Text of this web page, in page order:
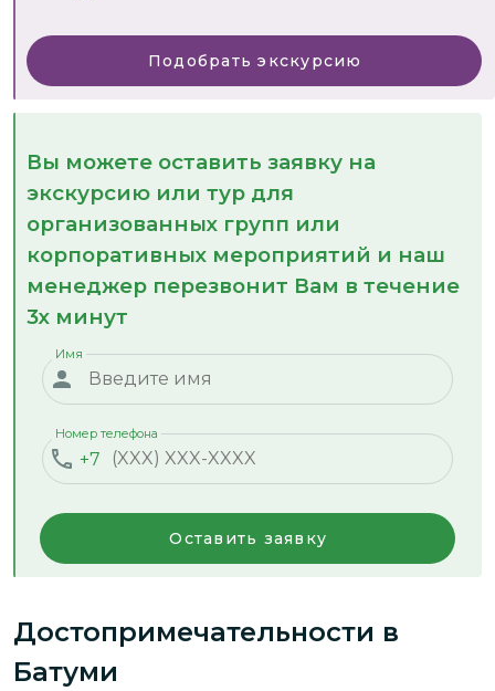
Подобрать экскурсию
Вы можете оставить заявку на
экскурсию или тур для
организованных групп или
корпоративных мероприятий и наш
менеджер перезвонит Вам в течение
3х минут
Имя
+7
Номер телефона
Оставить заявку
Достопримечательности в
Батуми